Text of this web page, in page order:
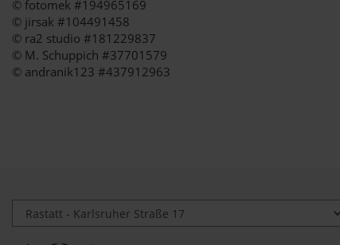
© fotomek #194965169
© jirsak #104491458
© ra2 studio #181229837
© M. Schuppich #37701579
© andranik123 #437912963